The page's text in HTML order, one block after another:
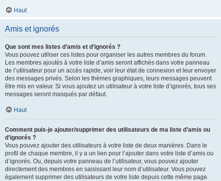
Haut
Amis et ignorés
Que sont mes listes d’amis et d’ignorés ?
Vous pouvez utiliser ces listes pour organiser les autres membres du forum.
Les membres ajoutés à votre liste d’amis seront affichés dans votre panneau
de l’utilisateur pour un accès rapide, voir leur état de connexion et leur envoyer
des messages privés. Selon les thèmes graphiques, leurs messages peuvent
être mis en valeur. Si vous ajoutez un utilisateur à votre liste d’ignorés, tous ses
messages seront masqués par défaut.
Haut
Comment puis-je ajouter/supprimer des utilisateurs de ma liste d’amis ou
d’ignorés ?
Vous pouvez ajouter des utilisateurs à votre liste de deux manières. Dans le
profil de chaque membre, il y a un lien pour l’ajouter dans votre liste d’amis ou
d’ignorés. Ou, depuis votre panneau de l’utilisateur, vous pouvez ajouter
directement des membres en saisissant leur nom d’utilisateur. Vous pouvez
également supprimer des utilisateurs de votre liste depuis cette même page.